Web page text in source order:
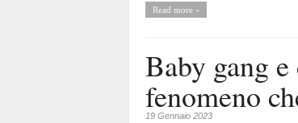
Read more »
Baby gang
fenomeno
19 Gennaio 2023